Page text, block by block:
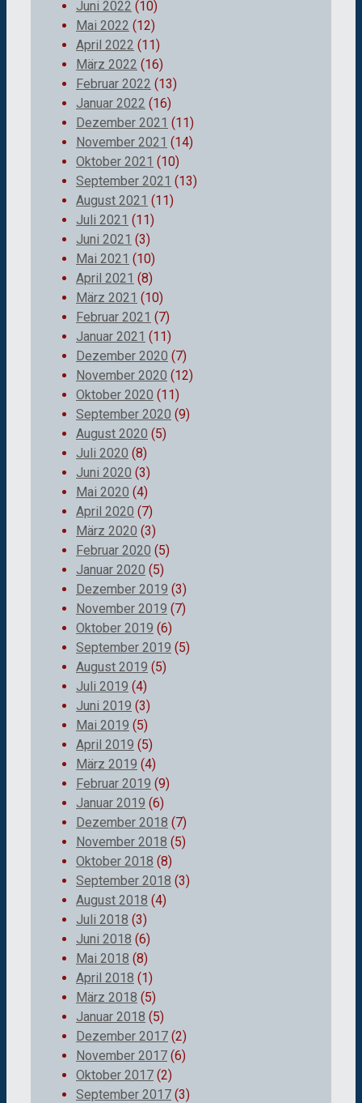
Juni 2022 (10)
Mai 2022 (12)
April 2022 (11)
März 2022 (16)
Februar 2022 (13)
Januar 2022 (16)
Dezember 2021 (11)
November 2021 (14)
Oktober 2021 (10)
September 2021 (13)
August 2021 (11)
Juli 2021 (11)
Juni 2021 (3)
Mai 2021 (10)
April 2021 (8)
März 2021 (10)
Februar 2021 (7)
Januar 2021 (11)
Dezember 2020 (7)
November 2020 (12)
Oktober 2020 (11)
September 2020 (9)
August 2020 (5)
Juli 2020 (8)
Juni 2020 (3)
Mai 2020 (4)
April 2020 (7)
März 2020 (3)
Februar 2020 (5)
Januar 2020 (5)
Dezember 2019 (3)
November 2019 (7)
Oktober 2019 (6)
September 2019 (5)
August 2019 (5)
Juli 2019 (4)
Juni 2019 (3)
Mai 2019 (5)
April 2019 (5)
März 2019 (4)
Februar 2019 (9)
Januar 2019 (6)
Dezember 2018 (7)
November 2018 (5)
Oktober 2018 (8)
September 2018 (3)
August 2018 (4)
Juli 2018 (3)
Juni 2018 (6)
Mai 2018 (8)
April 2018 (1)
März 2018 (5)
Januar 2018 (5)
Dezember 2017 (2)
November 2017 (6)
Oktober 2017 (2)
September 2017 (3)